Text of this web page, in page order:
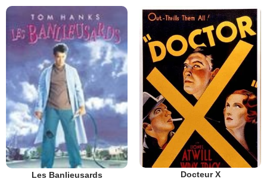
Les Banlieusards Docteur X